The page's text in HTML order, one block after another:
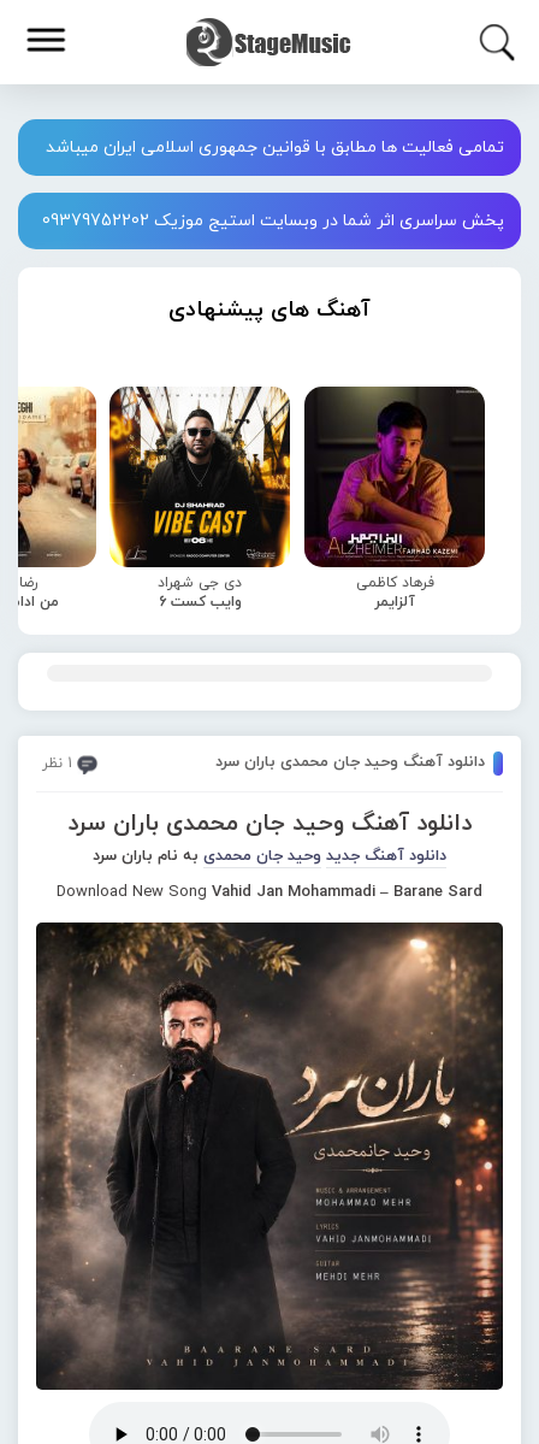
تمامی فعالیت ها مطابق با قوانین جمهوری اسلامی ایران میباشد
پخش سراسری اثر شما در وبسایت استیج موزیک 09379752202
آهنگ های پیشنهادی
فرهاد کاظمی
آلزایمر
دی جی شهراد
وایب کست 6
رضا
من
دانلود آهنگ وحید جان محمدی باران سرد 1 نظر
دانلود آهنگ وحید جان محمدی باران سرد
دانلود آهنگ جدید وحید جان محمدی به نام باران سرد
Download New Song Vahid Jan Mohammadi – Barane Sard